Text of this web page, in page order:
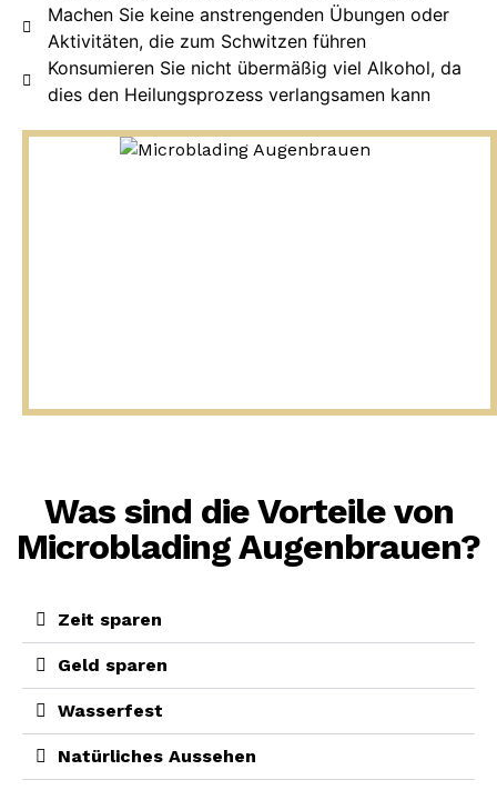
Machen Sie keine anstrengenden Übungen oder
Aktivitäten, die zum Schwitzen führen
Konsumieren Sie nicht übermäßig viel Alkohol, da
dies den Heilungsprozess verlangsamen kann
Was sind die Vorteile von
Microblading Augenbrauen?
Zeit sparen
Geld sparen
Wasserfest
Natürliches Aussehen